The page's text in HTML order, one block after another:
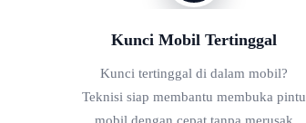
Kunci Mobil Tertinggal
Kunci tertinggal di dalam mobil?
Teknisi siap membantu membuka pintu